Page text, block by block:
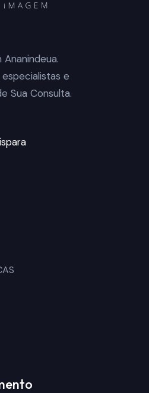
e
Sua Consulta.